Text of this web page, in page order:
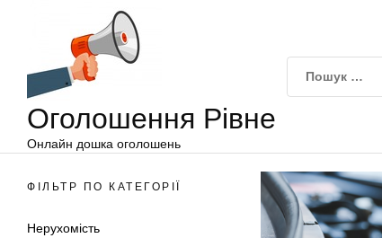
Оголошення Рівне
Онлайн дошка оголошень
ФІЛЬТР ПО КАТЕГОРІЇ
Нерухомість